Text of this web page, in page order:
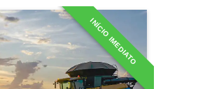
10h
INÍCIO IMEDIATO
Especialização em
Máquinas, Mecanização e
Agricultura de Precisão
Detalhes do curso